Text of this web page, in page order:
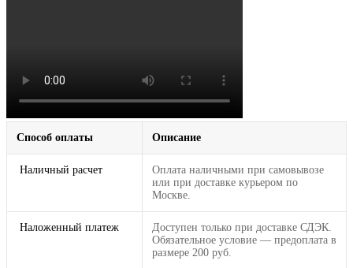
Способ оплаты Описание
Наличный расчет
Оплата наличными при самовывозе
или при доставке курьером по
Москве.
Наложенный платеж
Доступен только при доставке СДЭК.
Обязательное условие — предоплата в
размере 200 руб.